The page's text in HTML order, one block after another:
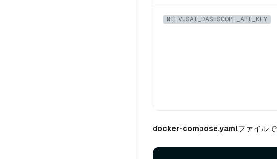
MILVUSAI_DASHSCOPE_API_KEY
docker-compose.yamlファイルで